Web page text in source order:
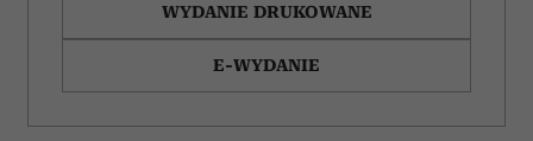
WYDANIE DRUKOWANE
E-WYDANIE